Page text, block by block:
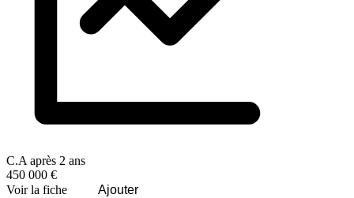
C.A après 2 ans
450 000 €
Voir la fiche
Ajouter